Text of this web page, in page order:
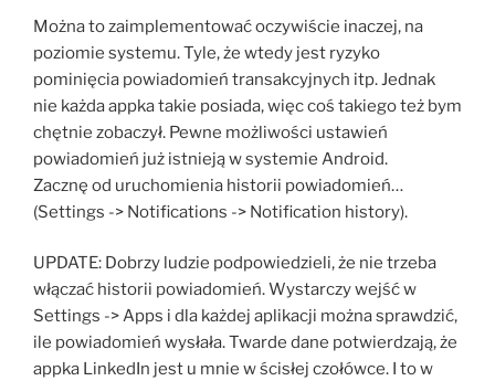
Można to zaimplementować oczywiście inaczej, na
poziomie systemu. Tyle, że wtedy jest ryzyko
pominięcia powiadomień transakcyjnych itp. Jednak
nie każda appka takie posiada, więc coś takiego też bym
chętnie zobaczył. Pewne możliwości ustawień
powiadomień już istnieją w systemie Android.
Zacznę od uruchomienia historii powiadomień…
(Settings -> Notifications -> Notification history).
UPDATE: Dobrzy ludzie podpowiedzieli, że nie trzeba
włączać historii powiadomień. Wystarczy wejść w
Settings -> Apps i dla każdej aplikacji można sprawdzić,
ile powiadomień wysłała. Twarde dane potwierdzają, że
appka LinkedIn jest u mnie w ścisłej czołówce. I to w